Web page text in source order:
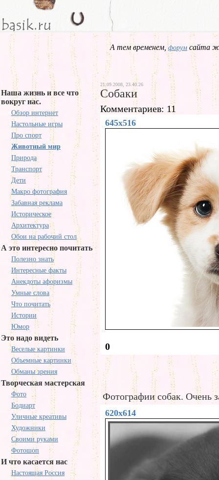
А тем временем,форум сайта
Наша жизнь и все что
вокруг нас.
Обзор интернет
Настольные игры
Про спорт
Животный мир
Природа
Транспорт
Дети
Макро фотография
Забавная реклама
Историческое
Архитектура
Обои на рабочий стол
А это интересно почитать
Полезно знать
Интересные факты
Анекдоты афоризмы
Умные слова
Что почитать
Истории
Юмор
Это надо видеть
Веселые картинки
Объемные картинки
Обманы зрения
Творческая мастерская
Фото
Бодиарт
Уличные креативы
Художники
Своими руками
Фотошоп
И что касается нас
Настоящая Россия
21.09.2008, 23.40.26
Собаки
Комментариев: 11
645x516
0
Фотографии собак. Очень
620x614